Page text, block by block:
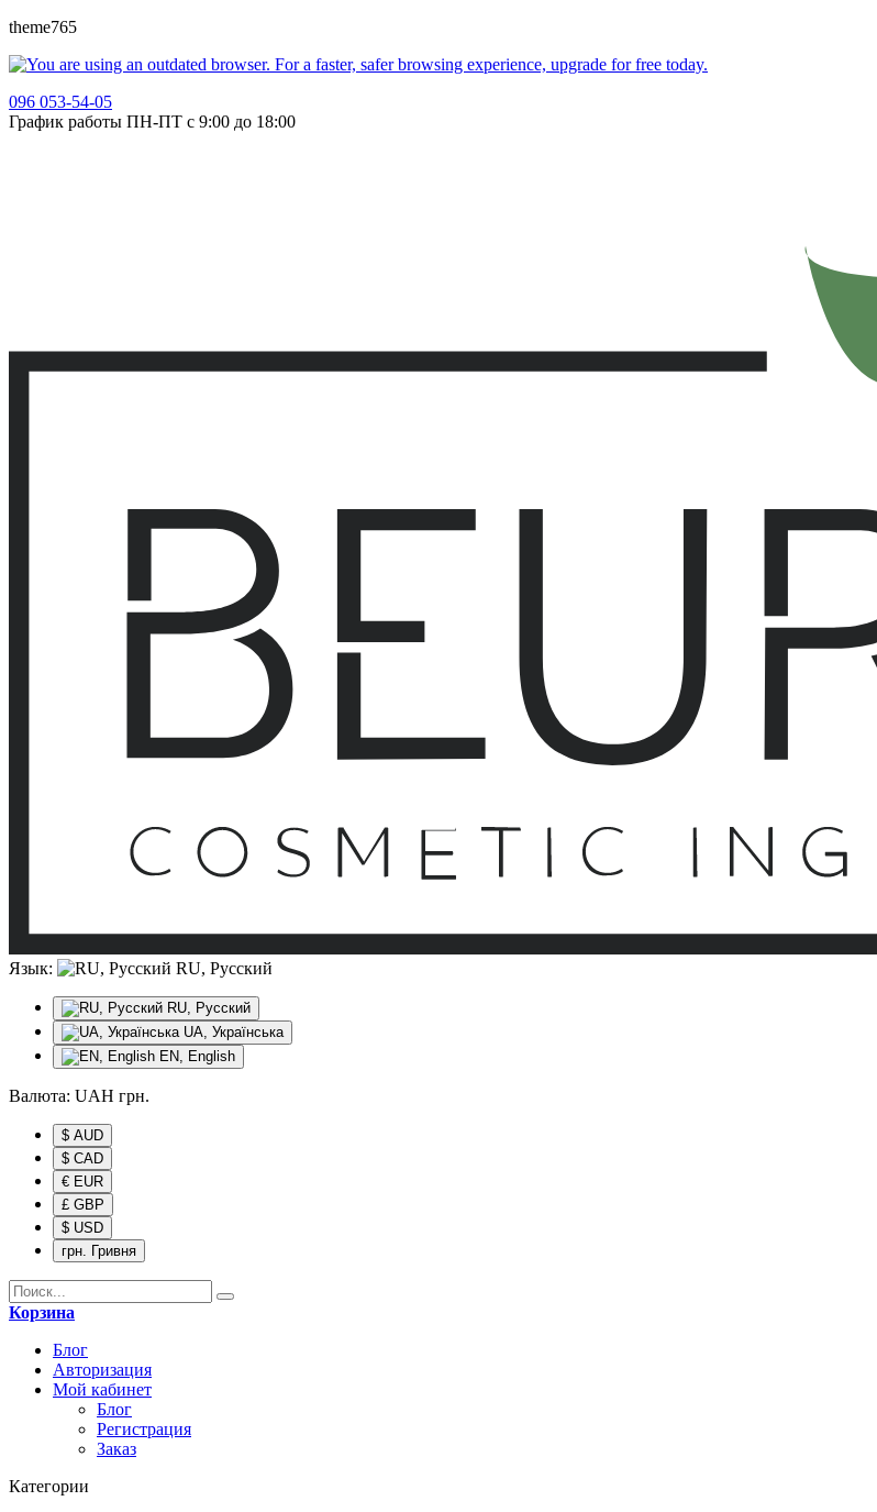
theme765
096 053-54-05
График работы ПН-ПТ с 9:00 до 18:00
Язык: RU, Русский
RU, Русский
UA, Українська
EN, English
Валюта: UAH грн.
$ AUD
$ CAD
€ EUR
£ GBP
$ USD
грн. Гривня
Корзина
Блог
Авторизация
Мой кабинет
Блог
Регистрация
Заказ
Категории